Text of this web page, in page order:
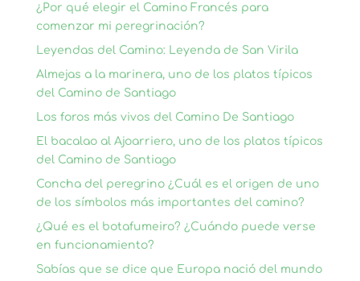
¿Por qué elegir el Camino Francés para
comenzar mi peregrinación?
Leyendas del Camino: Leyenda de San Virila
Almejas a la marinera, uno de los platos típicos
del Camino de Santiago
Los foros más vivos del Camino De Santiago
El bacalao al Ajoarriero, uno de los platos típicos
del Camino de Santiago
Concha del peregrino ¿Cuál es el origen de uno
de los símbolos más importantes del camino?
¿Qué es el botafumeiro? ¿Cuándo puede verse
en funcionamiento?
Sabías que se dice que Europa nació del mundo